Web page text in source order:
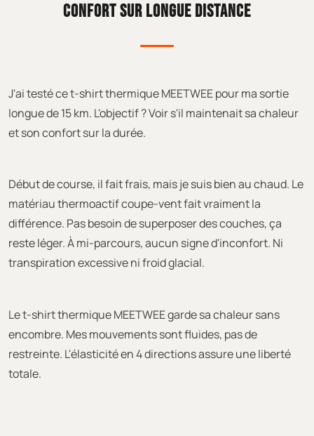
CONFORT SUR LONGUE DISTANCE
J'ai testé ce t-shirt thermique MEETWEE pour ma sortie
longue de 15 km. L'objectif ? Voir s'il maintenait sa chaleur
et son confort sur la durée.
Début de course, il fait frais, mais je suis bien au chaud. Le
matériau thermoactif coupe-vent fait vraiment la
différence. Pas besoin de superposer des couches, ça
reste léger. À mi-parcours, aucun signe d'inconfort. Ni
transpiration excessive ni froid glacial.
Le t-shirt thermique MEETWEE garde sa chaleur sans
encombre. Mes mouvements sont fluides, pas de
restreinte. L'élasticité en 4 directions assure une liberté
totale.